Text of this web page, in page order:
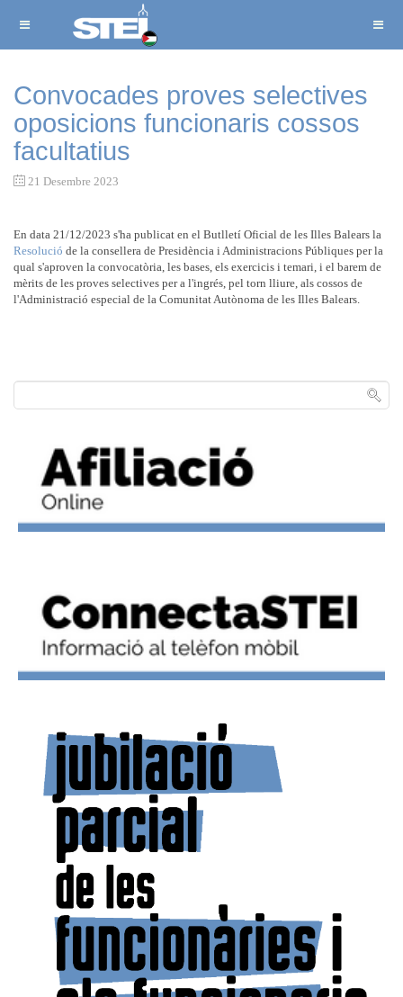
Convocades proves selectives
oposicions funcionaris cossos
facultatius
21 Desembre 2023
En data 21/12/2023 s'ha publicat en el Butlletí Oficial de les Illes Balears la
Resolució de la consellera de Presidència i Administracions Públiques per la
qual s'aproven la convocatòria, les bases, els exercicis i temari, i el barem de
mèrits de les proves selectives per a l'ingrés, pel torn lliure, als cossos de
l'Administració especial de la Comunitat Autònoma de les Illes Balears.